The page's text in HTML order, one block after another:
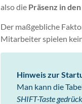
also die Präsenz in
Der maßgebliche
Mitarbeiter spielen
Hinweis zur
Man kann die
SHIFT-Taste